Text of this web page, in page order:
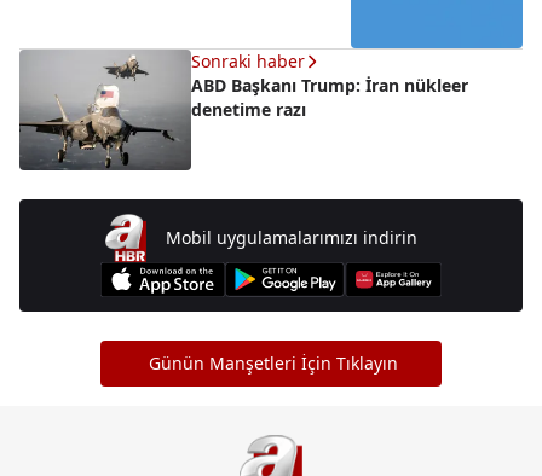
Sonraki haber
ABD Başkanı Trump: İran nükleer
denetime razı
Mobil uygulamalarımızı indirin
Günün Manşetleri İçin Tıklayın